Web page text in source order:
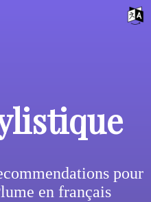
pour
en français